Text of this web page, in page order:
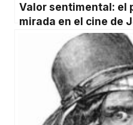
Valor sentimental: el
mirada en el cine de